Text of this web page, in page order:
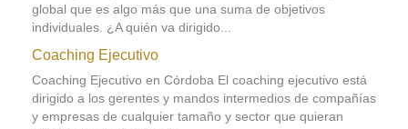
global que es algo más que una suma de objetivos
individuales. ¿A quién va dirigido...
Coaching Ejecutivo
Coaching Ejecutivo en Córdoba El coaching ejecutivo está
dirigido a los gerentes y mandos intermedios de compañías
y empresas de cualquier tamaño y sector que quieran